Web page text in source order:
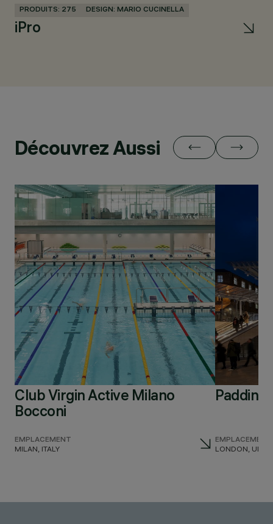
PRODUITS: 275 DESIGN: MARIO CUCINELLA
iPro
Découvrez Aussi
Club Virgin Active Milano
Bocconi
EMPLACEMENT
MILAN, ITALY
EMPLACEMENT
LONDON,